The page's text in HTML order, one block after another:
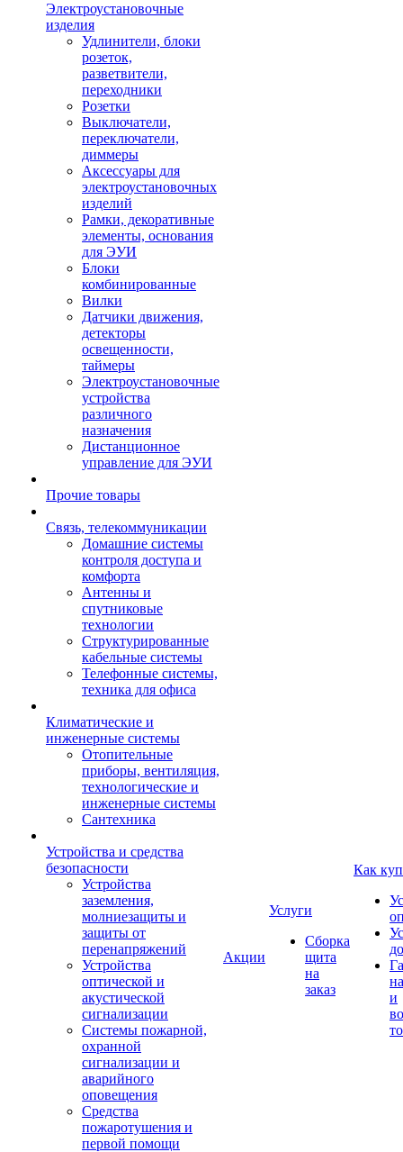
Электроустановочные
изделия
Удлинители, блоки
розеток,
разветвители,
переходники
Розетки
Выключатели,
переключатели,
диммеры
Аксессуары для
электроустановочных
изделий
Рамки, декоративные
элементы, основания
для ЭУИ
Блоки
комбинированные
Вилки
Датчики движения,
детекторы
освещенности,
таймеры
Электроустановочные
устройства
различного
назначения
Дистанционное
управление для ЭУИ
Прочие товары
Связь, телекоммуникации
Домашние системы
контроля доступа и
комфорта
Антенны и
спутниковые
технологии
Структурированные
кабельные системы
Телефонные системы,
техника для офиса
Климатические и
инженерные системы
Отопительные
приборы, вентиляция,
технологические и
инженерные системы
Сантехника
Устройства и средства
безопасности
Устройства
заземления,
молниезащиты и
защиты от
перенапряжений
Устройства
оптической и
акустической
сигнализации
Системы пожарной,
охранной
сигнализации и
аварийного
оповещения
Средства
пожаротушения и
первой помощи
Акции
Услуги
Сборка
щита
на
заказ
Как
и